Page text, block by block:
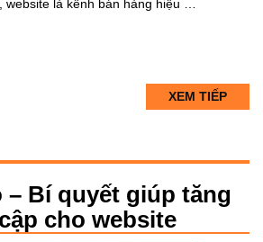
website là kênh bán hàng hiệu …
XEM TIẾP
– Bí quyết giúp tăng
cho website